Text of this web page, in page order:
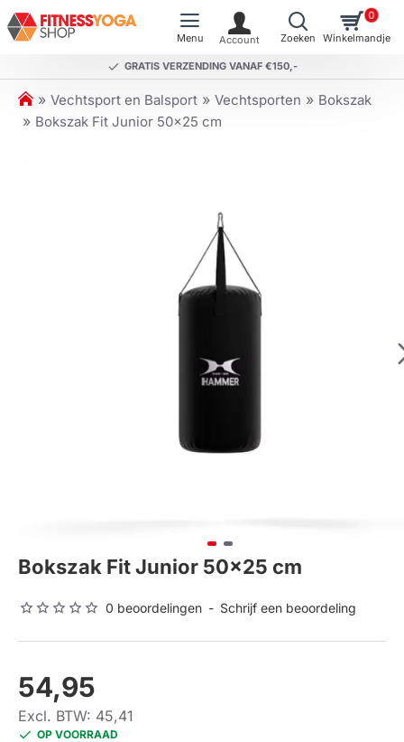
GRATIS VERZENDING VANAF €150,-
0
h
o
Vechtsport en Balsport Vechtsporten
Bokszak
Bokszak Fit Junior 50x25 cm
Bokszak Fit Junior 50x25 cm
0 beoordelingen - Schrijf een beoordeling
54,95
Excl. BTW: 45,41
OP VOORRAAD